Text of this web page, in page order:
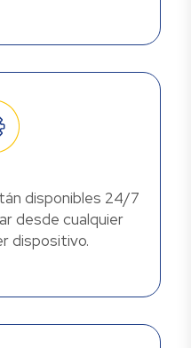
disponibles 24/7
desde cualquier
dispositivo.